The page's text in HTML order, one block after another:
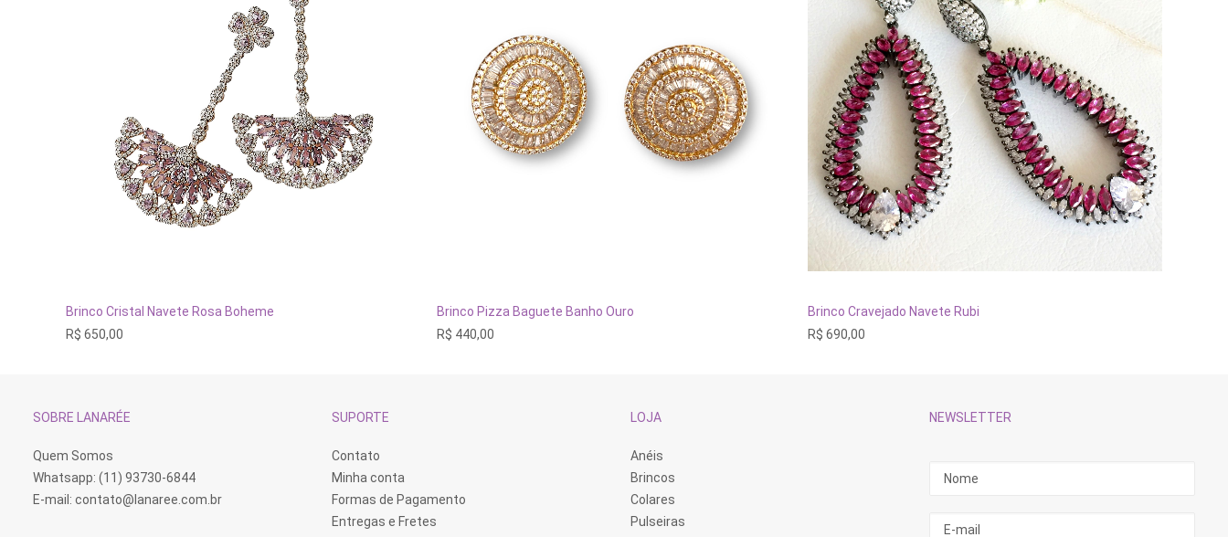
ADICIONAR AO CARRINHO
Brinco Cristal Navete Rosa Boheme
R$ 650,00
ADICIONAR AO CARRINHO
Brinco Pizza Baguete Banho Ouro
R$ 440,00
ADICIONAR AO CARRINHO
Brinco Cravejado Navete Rubi
R$ 690,00
SOBRE LANARÉE
Quem Somos
Whatsapp: (11) 93730-6844
E-mail: contato@lanaree.com.br
SUPORTE
Contato
Minha conta
Formas de Pagamento
Entregas e Fretes
LOJA
Anéis
Brincos
Colares
Pulseiras
NEWSLETTER